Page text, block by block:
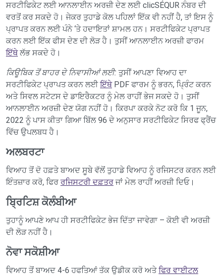
ਸਰਟੀਫਿਕੇਟ ਲਈ ਆਨਲਾਈਨ ਅਰਜ਼ੀ ਦੇਣ ਲਈ clicSÉQUR ਨੰਬਰ ਦੀ
ਵਰਤੋਂ ਕਰ ਸਕਦੇ ਹੋ। ਜੇਕਰ ਤੁਹਾਡੇ ਕੋਲ ਪਹਿਲਾਂ ਇੱਕ ਵੀ ਨਹੀਂ ਹੈ, ਤਾਂ ਇਸ ਨੂੰ
ਪ੍ਰਾਪਤ ਕਰਨ ਲਈ ਪੰਨੇ ‘ਤੇ ਹਦਾਇਤਾਂ ਸ਼ਾਮਲ ਹਨ। ਸਰਟੀਫਿਕੇਟ ਪ੍ਰਾਪਤ
ਕਰਨ ਲਈ ਇੱਕ ਫੀਸ ਦੇਣ ਦੀ ਲੋੜ ਹੈ। ਤੁਸੀਂ ਆਨਲਾਈਨ ਅਰਜ਼ੀ ਫਾਰਮ
ਇੱਥੇਲੱਭ ਸਕਦੇ ਹੋ।
ਕਿਊਬਿਕ ਤੋਂ ਬਾਹਰ ਦੇ ਨਿਵਾਸੀਆਂ ਲਈ: ਤੁਸੀਂ ਆਪਣਾ ਵਿਆਹ ਦਾ
ਸਰਟੀਫਿਕੇਟ ਪ੍ਰਾਪਤ ਕਰਨ ਲਈਇੱਥੇPDF ਫਾਰਮ ਨੂੰ ਭਰਨ, ਪ੍ਰਿੰਟ ਕਰਨ
ਅਤੇ ਸਿਵਲ ਸਟੇਟਸ ਦੇ ਡਾਇਰੈਕਟਰ ਨੂੰ ਮੇਲ ਰਾਹੀਂ ਭੇਜ ਸਕਦੇ ਹੋ। ਤੁਸੀਂ
ਆਨਲਾਈਨ ਅਰਜ਼ੀ ਦੇਣ ਯੋਗ ਨਹੀਂ ਹੋ। ਕਿਰਪਾ ਕਰਕੇ ਨੋਟ ਕਰੋ ਕਿ 1 ਜੂਨ,
2022 ਨੂੰ ਪਾਸ ਕੀਤਾ ਗਿਆ ਬਿੱਲ 96 ਦੇ ਅਨੁਸਾਰ ਸਰਟੀਫਿਕੇਟ ਸਿਰਫ ਫ੍ਰੈਂਚ
ਵਿੱਚ ਉਪਲਬਧ ਹੈ।
ਅਲਬਰਟਾ
ਵਿਆਹ ਤੋਂ ਦੋ ਹਫ਼ਤੇ ਬਾਅਦ ਸੂਬੇ ਵੱਲੋਂ ਤੁਹਾਡੇ ਵਿਆਹ ਨੂੰ ਰਜਿਸਟਰ ਕਰਨ ਲਈ
ਇੰਤਜ਼ਾਰ ਕਰੋ, ਫਿਰ ਰਜਿਸਟਰੀ ਦਫ਼ਤਰ ਜਾਂ ਮੇਲ ਰਾਹੀਂ ਅਰਜ਼ੀ ਦਿਓ।
ਬ੍ਰਿਟਿਸ਼ ਕੋਲੰਬੀਆ
ਤੁਹਾਨੂੰ ਆਪਣੇ ਆਪ ਹੀ ਸਰਟੀਫਿਕੇਟ ਭੇਜ ਦਿੱਤਾ ਜਾਵੇਗਾ – ਕੋਈ ਵੀ ਅਰਜ਼ੀ
ਦੀ ਲੋੜ ਨਹੀਂ ਹੈ।
ਨੋਵਾ ਸਕੋਸ਼ੀਆ
ਵਿਆਹ ਤੋਂ ਬਾਅਦ 4-6 ਹਫਤਿਆਂ ਤੱਕ ਉਡੀਕ ਕਰੋ ਅਤੇਫਿਰ ਵਾਈਟਲ